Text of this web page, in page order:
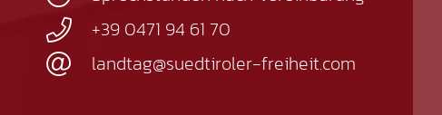
+39 0471 94 61 70
landtag@suedtiroler-freiheit.com